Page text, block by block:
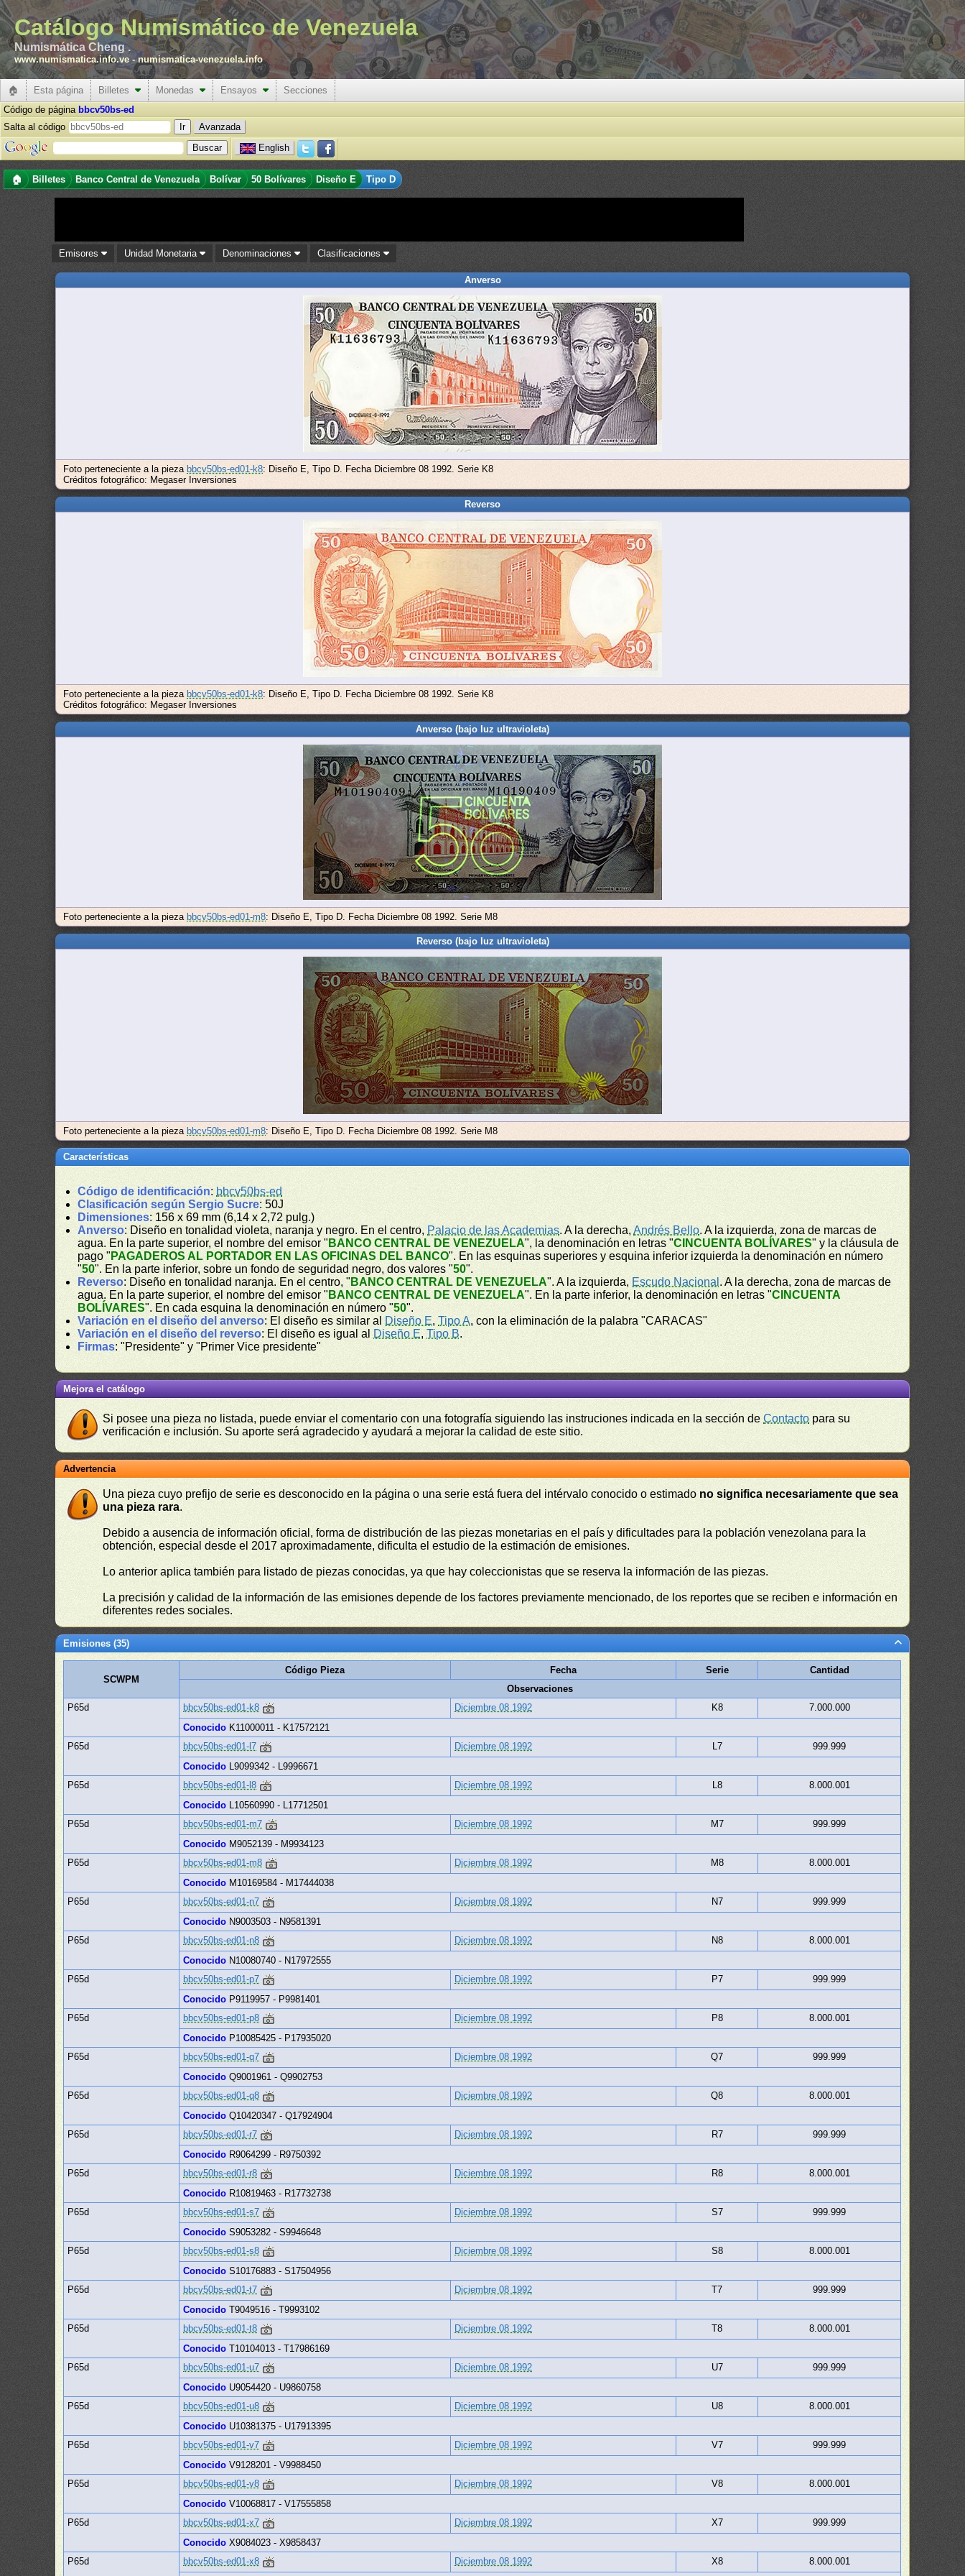
Catálogo Numismático de Venezuela
Numismática Cheng .
www.numismatica.info.ve -numismatica-venezuela.info
🏠 Esta página Billetes Monedas Ensayos
Secciones
Código de página bbcv50bs-ed
Salta al código
Avanzada
English
🏠 Billetes Banco Central de Venezuela Bolívar 50 Bolívares Diseño E Tipo D
Emisores Unidad Monetaria Denominaciones Clasificaciones
Anverso
Foto perteneciente a la pieza bbcv50bs-ed01-k8: Diseño E, Tipo D. Fecha Diciembre 08 1992. Serie K8
Créditos fotográfico: Megaser Inversiones
Reverso
Foto perteneciente a la pieza bbcv50bs-ed01-k8: Diseño E, Tipo D. Fecha Diciembre 08 1992. Serie K8
Créditos fotográfico: Megaser Inversiones
Anverso (bajo luz ultravioleta)
Foto perteneciente a la pieza bbcv50bs-ed01-m8: Diseño E, Tipo D. Fecha Diciembre 08 1992. Serie M8
Reverso (bajo luz ultravioleta)
Foto perteneciente a la pieza bbcv50bs-ed01-m8: Diseño E, Tipo D. Fecha Diciembre 08 1992. Serie M8
Características
Código de identificación: bbcv50bs-ed
Clasificación según Sergio Sucre: 50J
Dimensiones: 156 x 69 mm (6,14 x 2,72 pulg.)
Anverso: Diseño en tonalidad violeta, naranja y negro. En el centro, Palacio de las Academias. A la derecha,Andrés Bello. A la izquierda, zona de marcas de
agua. En la parte superior, el nombre del emisor " BANCO CENTRAL DE VENEZUELA", la denominación en letras "CINCUENTA BOLÍVARES" y la cláusula de
pago " PAGADEROS AL PORTADOR EN LAS OFICINAS DEL BANCO". En las esquinas superiores y esquina inferior izquierda la denominación en número
"50". En la parte inferior, sobre un fondo de seguridad negro, dos valores "50".
Reverso: Diseño en tonalidad naranja. En el centro, " BANCO CENTRAL DE VENEZUELA". A la izquierda, Escudo Nacional . A la derecha, zona de marcas de
agua. En la parte superior, el nombre del emisor " BANCO CENTRAL DE VENEZUELA". En la parte inferior, la denominación en letras "CINCUENTA
BOLÍVARES". En cada esquina la denominación en número "50".
Variación en el diseño del anverso: El diseño es similar al Diseño E,Tipo A, con la eliminación de la palabra "CARACAS"
Variación en el diseño del reverso: El diseño es igual al Diseño E,Tipo B.
Firmas: "Presidente" y "Primer Vice presidente"
Mejora el catálogo
Si posee una pieza no listada, puede enviar el comentario con una fotografía siguiendo las instruciones indicada en la sección deContacto para su
verificación e inclusión. Su aporte será agradecido y ayudará a mejorar la calidad de este sitio.
Advertencia
Una pieza cuyo prefijo de serie es desconocido en la página o una serie está fuera del intérvalo conocido o estimado no significa necesariamente que sea
una pieza rara.
Debido a ausencia de información oficial, forma de distribución de las piezas monetarias en el país y dificultades para la población venezolana para la
obtención, especial desde el 2017 aproximadamente, dificulta el estudio de la estimación de emisiones.
Lo anterior aplica también para listado de piezas conocidas, ya que hay coleccionistas que se reserva la información de las piezas.
La precisión y calidad de la información de las emisiones depende de los factores previamente mencionado, de los reportes que se reciben e información en
diferentes redes sociales.
Emisiones (35)
SCWPM
Código Pieza Fecha Serie
Cantidad
Observaciones
P65d
bbcv50bs-ed01-k8 Diciembre 08 1992 K8
7.000.000
Conocido K11000011 - K17572121
P65d
bbcv50bs-ed01-l7 Diciembre 08 1992 L7
999.999
Conocido L9099342 - L9996671
P65d
bbcv50bs-ed01-l8 Diciembre 08 1992 L8
8.000.001
Conocido L10560990 - L17712501
P65d
bbcv50bs-ed01-m7 Diciembre 08 1992 M7
999.999
Conocido M9052139 - M9934123
P65d
bbcv50bs-ed01-m8 Diciembre 08 1992 M8
8.000.001
Conocido M10169584 - M17444038
P65d
bbcv50bs-ed01-n7 Diciembre 08 1992 N7
999.999
Conocido N9003503 - N9581391
P65d
bbcv50bs-ed01-n8 Diciembre 08 1992 N8
8.000.001
Conocido N10080740 - N17972555
P65d
bbcv50bs-ed01-p7 Diciembre 08 1992 P7
999.999
Conocido P9119957 - P9981401
P65d
bbcv50bs-ed01-p8 Diciembre 08 1992 P8
8.000.001
Conocido P10085425 - P17935020
P65d
bbcv50bs-ed01-q7 Diciembre 08 1992 Q7
999.999
Conocido Q9001961 - Q9902753
P65d
bbcv50bs-ed01-q8 Diciembre 08 1992 Q8
8.000.001
Conocido Q10420347 - Q17924904
P65d
bbcv50bs-ed01-r7 Diciembre 08 1992 R7
999.999
Conocido R9064299 - R9750392
P65d
bbcv50bs-ed01-r8 Diciembre 08 1992 R8
8.000.001
Conocido R10819463 - R17732738
P65d
bbcv50bs-ed01-s7 Diciembre 08 1992 S7
999.999
Conocido S9053282 - S9946648
P65d
bbcv50bs-ed01-s8 Diciembre 08 1992 S8
8.000.001
Conocido S10176883 - S17504956
P65d
bbcv50bs-ed01-t7 Diciembre 08 1992 T7
999.999
Conocido T9049516 - T9993102
P65d
bbcv50bs-ed01-t8 Diciembre 08 1992 T8
8.000.001
Conocido T10104013 - T17986169
P65d
bbcv50bs-ed01-u7 Diciembre 08 1992 U7
999.999
Conocido U9054420 - U9860758
P65d
bbcv50bs-ed01-u8 Diciembre 08 1992 U8
8.000.001
Conocido U10381375 - U17913395
P65d
bbcv50bs-ed01-v7 Diciembre 08 1992 V7
999.999
Conocido V9128201 - V9988450
P65d
bbcv50bs-ed01-v8 Diciembre 08 1992 V8
8.000.001
Conocido V10068817 - V17555858
P65d
bbcv50bs-ed01-x7 Diciembre 08 1992 X7
999.999
Conocido X9084023 - X9858437
P65d
bbcv50bs-ed01-x8 Diciembre 08 1992 X8 8.000.001